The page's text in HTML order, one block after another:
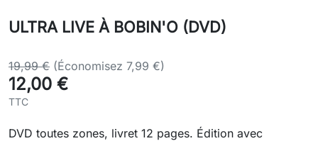
ULTRA LIVE À BOBIN'O (DVD)
19,99 € (Économisez 7,99 €)
12,00 €
TTC
DVD toutes zones, livret 12 pages. Édition avec